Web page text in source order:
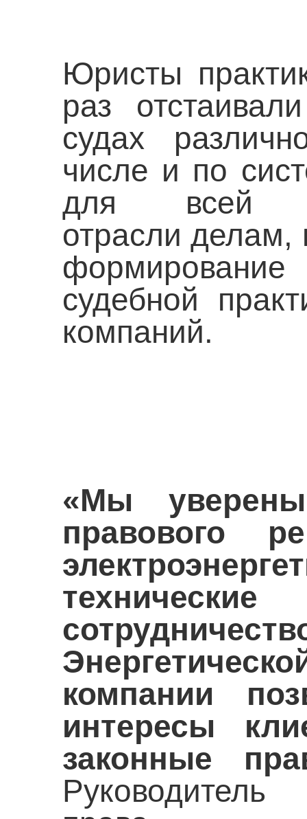
Юристы
раз
судах
числе и по
для всей
отрасли делам,
судебной
компаний.
«Мы
правового
компании
интересы
законные